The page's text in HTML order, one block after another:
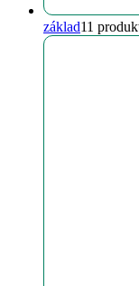
základ11